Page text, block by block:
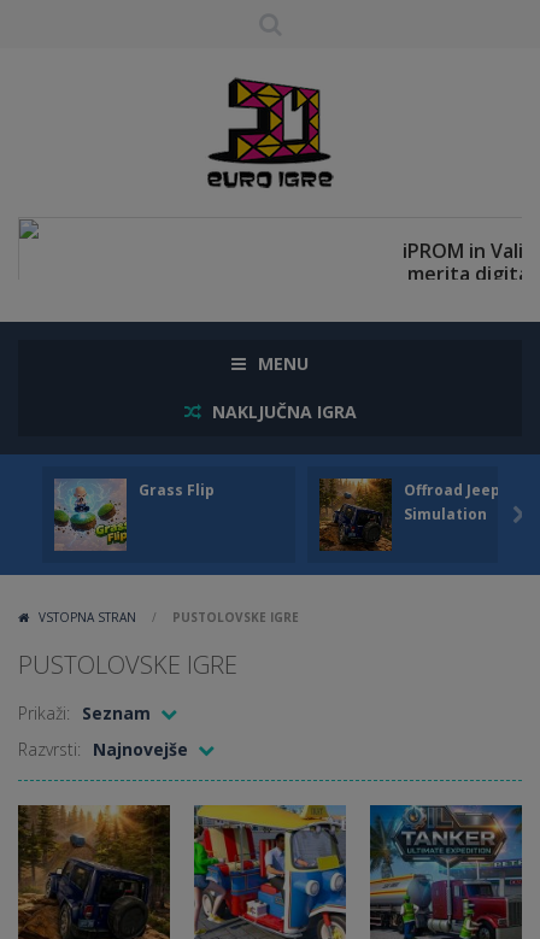
MENU
NAKLJUČNA IGRA
Grass Flip
Offroad Jeep
Simulation

VSTOPNA STRAN / PUSTOLOVSKE IGRE
PUSTOLOVSKE IGRE
Prikaži:
Seznam
Razvrsti:
Najnovejše